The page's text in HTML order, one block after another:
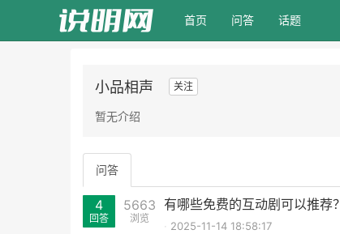
首页 (current)
问答 话题
小品相声 关注
暂无介绍
问答
4
回答
5663
浏览
有哪些免费的互动剧可以推荐？
2025-11-14 18:58:17